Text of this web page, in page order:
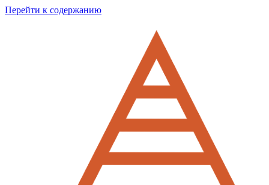
Перейти к содержанию